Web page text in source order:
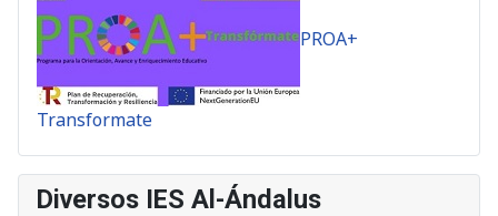
PROA+
Transformate
Diversos IES Al-Ándalus